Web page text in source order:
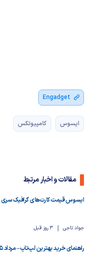
Engadget
ایسوس کامپیوتکس
مقالات و اخبار مرتبط
ایسوس قیمت کارت‌های گرافیک سری RTX 50 را تا ۴۹ درصد افزایش داد
جواد تاجی 3 روز قبل
راهنمای خرید بهترین لپ‌تاپ – مرداد ۱۴۰۵